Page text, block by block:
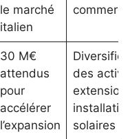
le marché
italien
30 M€
attendus
pour
accélérer
l’expansion
des
extension
installations
solaires